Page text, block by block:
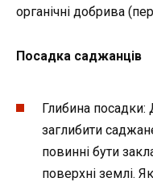
органічні добрива
Посадка саджанців
Глибина
заглибити
повинні бути
поверхні землі.